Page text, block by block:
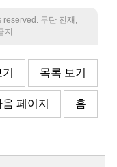
무단 전재,
지
목록 보기
음 페이지 홈